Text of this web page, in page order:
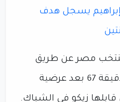
إبراهيم يسجل هدف
مصر عن طريق
في الدقيقة 67 بعد عرضية
زيكو في الشباك.